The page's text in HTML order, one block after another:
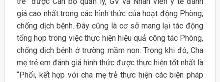
giá cao nhất trong các hình thức của hoạt động Phòng,
chống dịch bệnh. Đây cũng là cơ sở mang lại tác động
tổng hợp trong việc thực hiện hiệu quả công tác Phòng,
chống dịch bệnh ở trường mầm non. Trong khi đó, Cha
mẹ trẻ em đánh giá hình thức được thực hiện tốt nhất là
“Phối, kết hợp với cha mẹ trẻ thực hiện các biện pháp